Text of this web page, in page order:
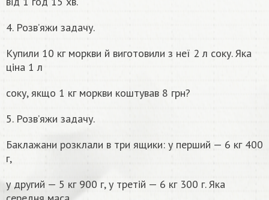
4. Розв’яжи задачу.
Купили 10 кг моркви й виготовили з неї 2 л соку. Яка
ціна 1 л
соку, якщо 1 кг моркви коштував 8 грн?
5. Розв’яжи задачу.
Баклажани розклали в три ящики: у перший — 6 кг 400
г,
у другий — 5 кг 900 г, у третій — 6 кг 300 г. Яка